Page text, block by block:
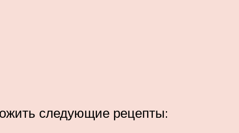
следующие рецепты: